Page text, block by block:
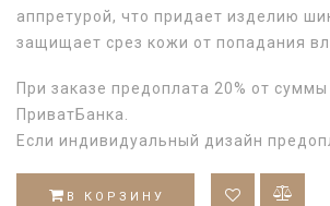
аппретурой, что придает изделию
защищает срез кожи от попадания
При заказе предоплата 20% от суммы
ПриватБанка.
Если индивидуальный дизайн
В КОРЗИНУ